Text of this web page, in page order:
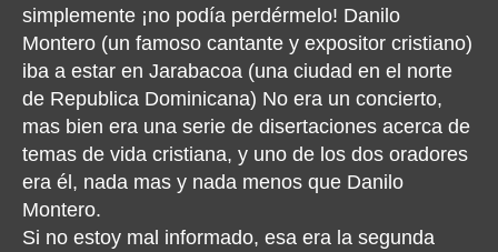
simplemente ¡no podía perdérmelo! Danilo
Montero (un famoso cantante y expositor cristiano)
iba a estar en Jarabacoa (una ciudad en el norte
de Republica Dominicana) No era un concierto,
mas bien era una serie de disertaciones acerca de
temas de vida cristiana, y uno de los dos oradores
era él, nada mas y nada menos que Danilo
Montero.
Si no estoy mal informado, esa era la segunda